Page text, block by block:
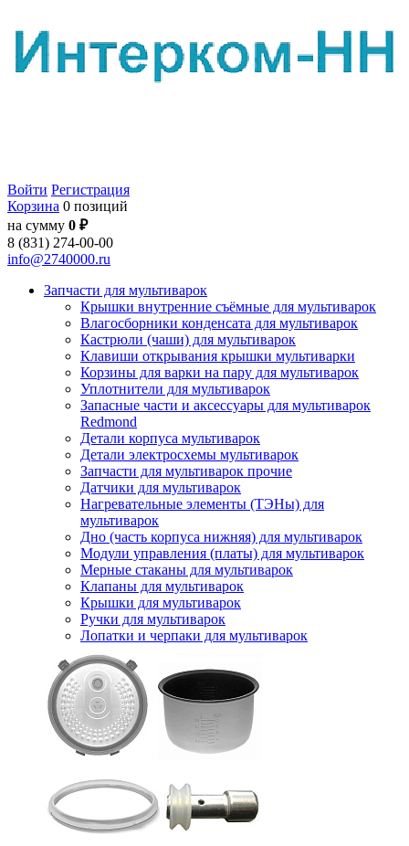
Войти Регистрация
Корзина 0 позиций
на сумму 0 ₽
8 (831) 274-00-00
info@2740000.ru
Запчасти для мультиварок
Крышки внутренние съёмные для мультиварок
Влагосборники конденсата для мультиварок
Кастрюли (чаши) для мультиварок
Клавиши открывания крышки мультиварки
Корзины для варки на пару для мультиварок
Уплотнители для мультиварок
Запасные части и аксессуары для мультиварок
Redmond
Детали корпуса мультиварок
Детали электросхемы мультиварок
Запчасти для мультиварок прочие
Датчики для мультиварок
Нагревательные элементы (ТЭНы) для
мультиварок
Дно (часть корпуса нижняя) для мультиварок
Модули управления (платы) для мультиварок
Мерные стаканы для мультиварок
Клапаны для мультиварок
Крышки для мультиварок
Ручки для мультиварок
Лопатки и черпаки для мультиварок